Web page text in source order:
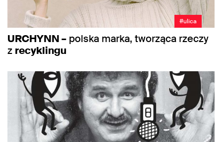
#ulica
URCHYNN – polska marka, tworząca rzeczy
z recyklingu